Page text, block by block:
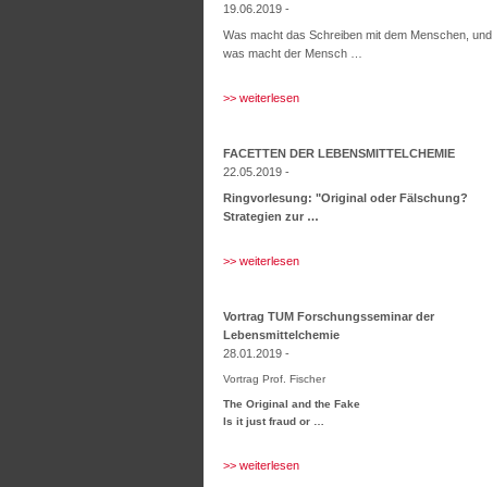
19.06.2019 -
Was macht das Schreiben mit dem Menschen, und
was macht der Mensch …
>> weiterlesen
FACETTEN DER LEBENSMITTELCHEMIE
22.05.2019 -
Ringvorlesung: "Original oder Fälschung?
Strategien zur …
>> weiterlesen
Vortrag TUM Forschungsseminar der
Lebensmittelchemie
28.01.2019 -
Vortrag Prof. Fischer
The Original and the Fake
Is it just fraud or …
>> weiterlesen